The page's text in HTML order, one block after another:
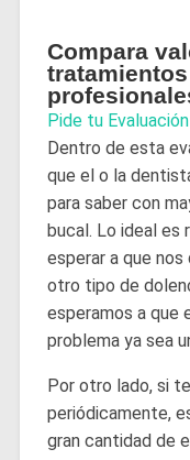
Compara
Pide tu Evaluación
Dentro de esta
que el o la
para saber con
bucal. Lo ideal es
esperar a que
otro tipo de
esperamos a que
problema ya sea
Por otro lado, si
periódicamente,
gran cantidad de